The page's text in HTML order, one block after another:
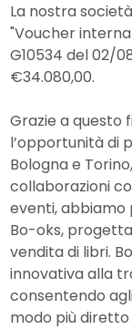
La nostra
"Voucher
G10534 del 02/
€34.080,00.
Grazie a questo
l’opportunità di
Bologna e
collaborazioni
eventi,
Bo-oks,
vendita di libri.
innovativa alla
consentendo
modo più